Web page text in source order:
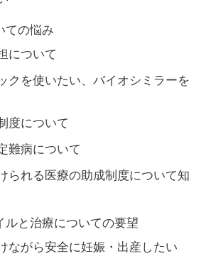
ての悩み
について
クを使いたい、バイオシミラーを
度について
難病について
られる医療の助成制度について知
ルと治療についての要望
ながら安全に妊娠・出産したい